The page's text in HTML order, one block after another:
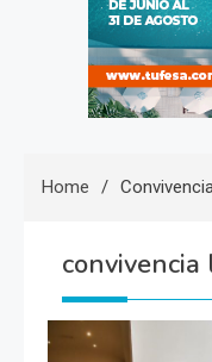
Home